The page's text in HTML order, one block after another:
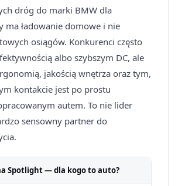
dróg do marki BMW dla
ma ładowanie domowe i nie
osiągów. Konkurenci często
albo szybszym DC, ale
jakością wnętrza oraz tym,
kontakcie jest po prostu
autem. To nie lider
sensowny partner do
Spotlight — dla kogo to auto?